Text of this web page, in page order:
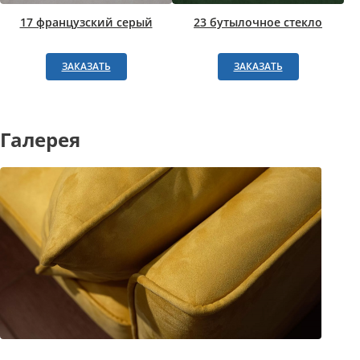
17 французский серый
ЗАКАЗАТЬ
23 бутылочное стекло
ЗАКАЗАТЬ
Галерея